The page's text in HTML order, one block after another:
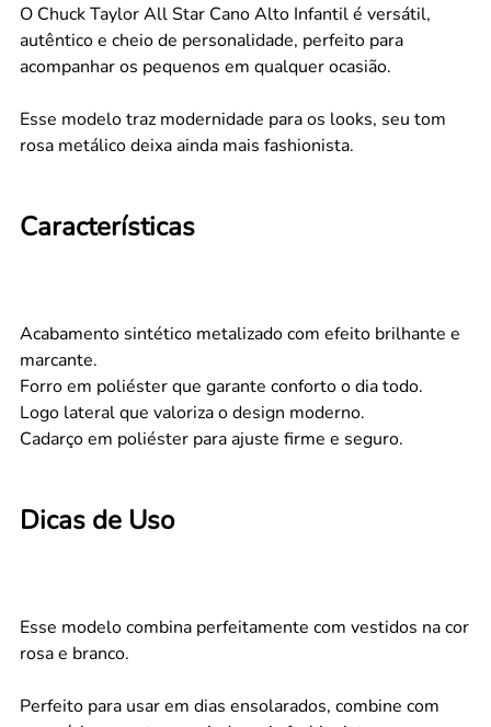
O Chuck Taylor All Star Cano Alto Infantil é versátil,
autêntico e cheio de personalidade, perfeito para
acompanhar os pequenos em qualquer ocasião.
Esse modelo traz modernidade para os looks, seu tom
rosa metálico deixa ainda mais fashionista.
Características
Acabamento sintético metalizado com efeito brilhante e
marcante.
Forro em poliéster que garante conforto o dia todo.
Logo lateral que valoriza o design moderno.
Cadarço em poliéster para ajuste firme e seguro.
Dicas de Uso
Esse modelo combina perfeitamente com vestidos na cor
rosa e branco.
Perfeito para usar em dias ensolarados, combine com